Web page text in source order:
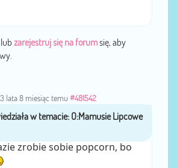
zarejestruj się na forumsię, aby
lata 8 miesiąc temu #481542
przezdorkiszon
zrobie sobie popcorn, bo